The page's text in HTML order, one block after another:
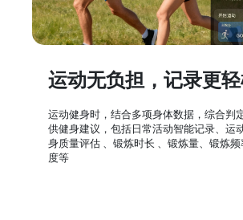
运动无负担，记录更
运动健身时，结合多项身体数据，综合判
供健身建议，包括日常活动智能记录、运
身质量评估 、锻炼时长 、锻炼量、锻炼
度等